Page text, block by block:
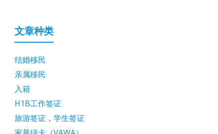
文章种类
结婚移民
亲属移民
入籍
H1B工作签证
旅游签证，学生签证